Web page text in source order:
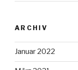
ARCHIV
Januar 2022